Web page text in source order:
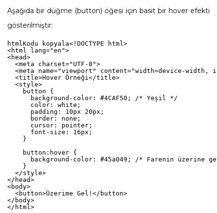
Aşağıda bir düğme (button) öğesi için basit bir hover efekti
gösterilmiştir:
htmlKodu kopyala<!DOCTYPE html>
<html lang="en">
<head>
  <meta charset="UTF-8">
<meta name="viewport" content="width=device-width,
  <title>Hover Örneği</title>
  <style>
    button {
      background-color: #4CAF50; /* Yeşil */
      color: white;
      padding: 10px 20px;
      border: none;
      cursor: pointer;
      font-size: 16px;
    }
    button:hover {
background-color: #45a049; /* Farenin üzerine
    }
  </style>
</head>
<body>
  <button>Üzerime Gel!</button>
</body>